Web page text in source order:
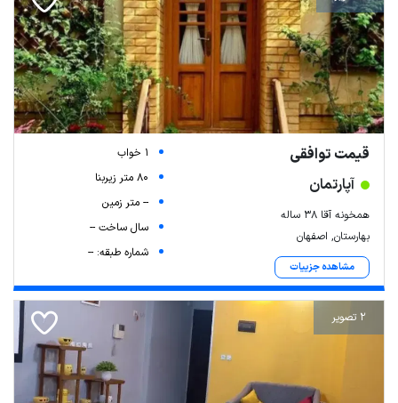
قیمت توافقی
آپارتمان
همخونه آقا ۳۸ ساله
بهارستان, اصفهان
مشاهده جزییات
1 خواب
80 متر زیربنا
-- متر زمین
سال ساخت --
شماره طبقه: --
2 تصویر